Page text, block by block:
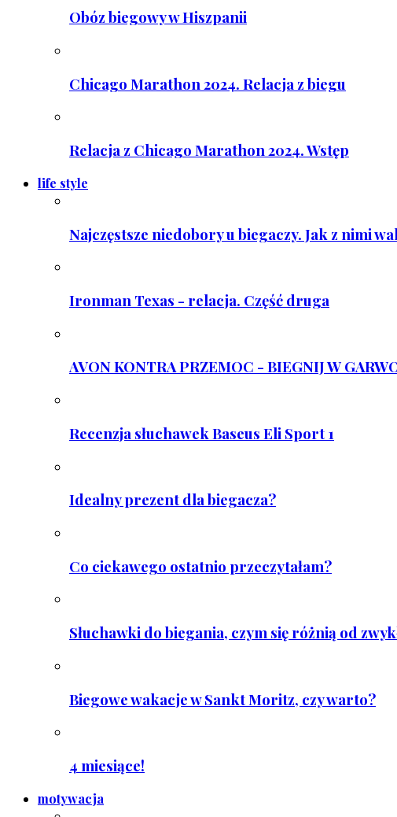
Obóz biegowy w Hiszpanii
Chicago Marathon 2024. Relacja z biegu
Relacja z Chicago Marathon 2024. Wstęp
life style
Najczęstsze niedobory u biegaczy. Jak z nimi
Ironman Texas - relacja. Część druga
AVON KONTRA PRZEMOC - BIEGNIJ W
Recenzja słuchawek Baseus Eli Sport 1
Idealny prezent dla biegacza?
Co ciekawego ostatnio przeczytałam?
Słuchawki do biegania, czym się różnią od
Biegowe wakacje w Sankt Moritz, czy warto?
4 miesiące!
motywacja